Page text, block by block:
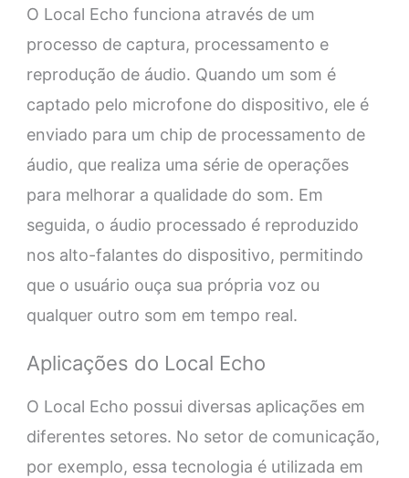
O Local Echo funciona através de um
processo de captura, processamento e
reprodução de áudio. Quando um som é
captado pelo microfone do dispositivo, ele é
enviado para um chip de processamento de
áudio, que realiza uma série de operações
para melhorar a qualidade do som. Em
seguida, o áudio processado é reproduzido
nos alto-falantes do dispositivo, permitindo
que o usuário ouça sua própria voz ou
qualquer outro som em tempo real.
Aplicações do Local Echo
O Local Echo possui diversas aplicações em
diferentes setores. No setor de comunicação,
por exemplo, essa tecnologia é utilizada em